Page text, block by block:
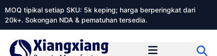
MOQ tipikal setiap SKU: 5k keping; harga berperingkat dari
20k+. Sokongan NDA & pematuhan tersedia.